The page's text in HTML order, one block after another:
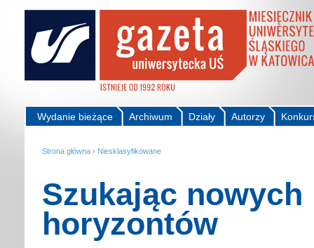
Autorzy
Działy
Archiwum
Wydanie bieżące
Strona główna › Niesklasyfikowane
Szukając nowych
horyzontów